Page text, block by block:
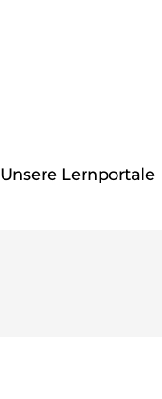
Unsere Lernportale